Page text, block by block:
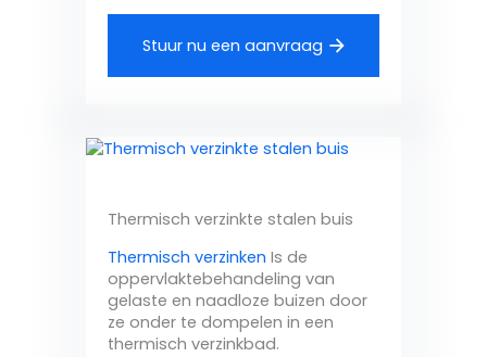
Stuur nu een aanvraag
Thermisch verzinkte stalen buis
Thermisch verzinken Is de
oppervlaktebehandeling van
gelaste en naadloze buizen door
ze onder te dompelen in een
thermisch verzinkbad.